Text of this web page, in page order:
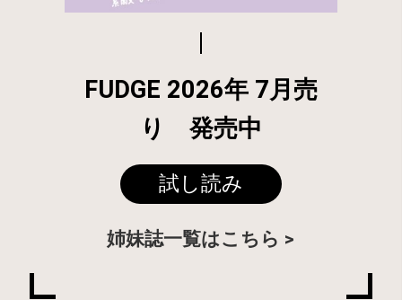
FUDGE 2026年 7月売
り 発売中
試し読み
姉妹誌一覧はこちら